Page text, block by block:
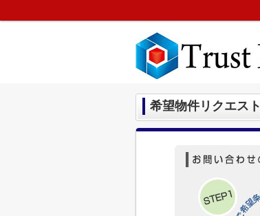
希望物件リクエスト